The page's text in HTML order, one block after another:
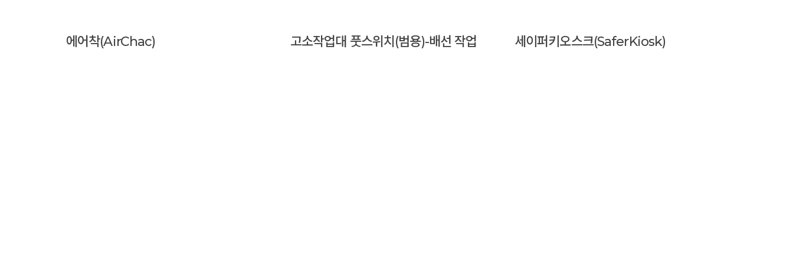
에어착(AirChac) 고소작업대 풋스위치(범용)-배선 작업 세이퍼키오스크(SaferKiosk)